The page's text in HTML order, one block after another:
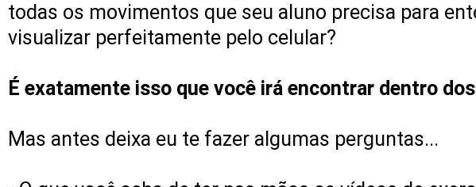
todas os movimentos que seu aluno precisa para
visualizar perfeitamente pelo celular?
É exatamente isso que você irá encontrar dentro
Mas antes deixa eu te fazer algumas perguntas...